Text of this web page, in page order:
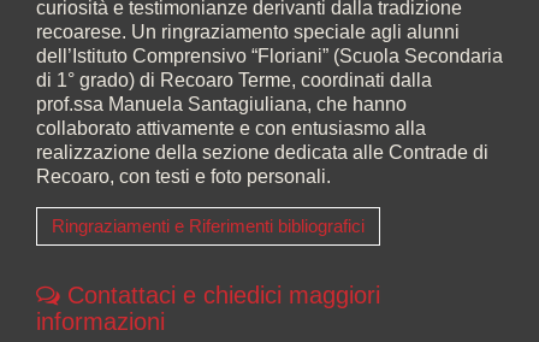
curiosità e testimonianze derivanti dalla tradizione
recoarese. Un ringraziamento speciale agli alunni
dell’Istituto Comprensivo “Floriani” (Scuola Secondaria
di 1° grado) di Recoaro Terme, coordinati dalla
prof.ssa Manuela Santagiuliana, che hanno
collaborato attivamente e con entusiasmo alla
realizzazione della sezione dedicata alle Contrade di
Recoaro, con testi e foto personali.
Ringraziamenti e Riferimenti bibliografici
Contattaci e chiedici maggiori
informazioni